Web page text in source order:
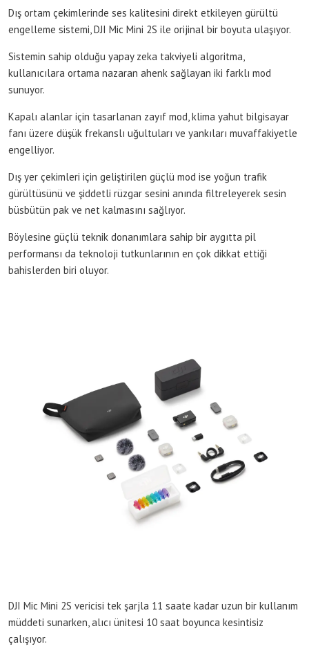
Dış ortam çekimlerinde ses kalitesini direkt etkileyen gürültü
engelleme sistemi, DJI Mic Mini 2S ile orijinal bir boyuta ulaşıyor.
Sistemin sahip olduğu yapay zeka takviyeli algoritma,
kullanıcılara ortama nazaran ahenk sağlayan iki farklı mod
sunuyor.
Kapalı alanlar için tasarlanan zayıf mod, klima yahut bilgisayar
fanı üzere düşük frekanslı uğultuları ve yankıları muvaffakiyetle
engelliyor.
Dış yer çekimleri için geliştirilen güçlü mod ise yoğun trafik
gürültüsünü ve şiddetli rüzgar sesini anında filtreleyerek sesin
büsbütün pak ve net kalmasını sağlıyor.
Böylesine güçlü teknik donanımlara sahip bir aygıtta pil
performansı da teknoloji tutkunlarının en çok dikkat ettiği
bahislerden biri oluyor.
DJI Mic Mini 2S vericisi tek şarjla 11 saate kadar uzun bir kullanım
müddeti sunarken, alıcı ünitesi 10 saat boyunca kesintisiz
çalışıyor.